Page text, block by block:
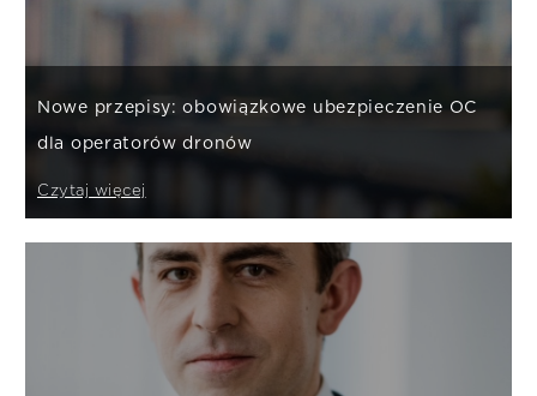
Nowe przepisy: obowiązkowe ubezpieczenie OC
dla operatorów dronów
Czytaj więcej